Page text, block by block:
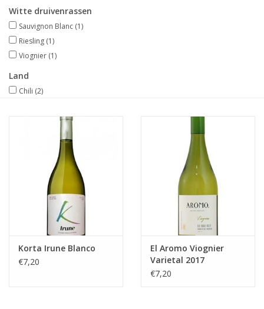
Merken
Witte druivenrassen
Sauvignon Blanc (1)
Riesling (1)
Viognier (1)
Land
Chili (2)
Korta Irune Blanco
€7,20
El Aromo Viognier
Varietal 2017
€7,20